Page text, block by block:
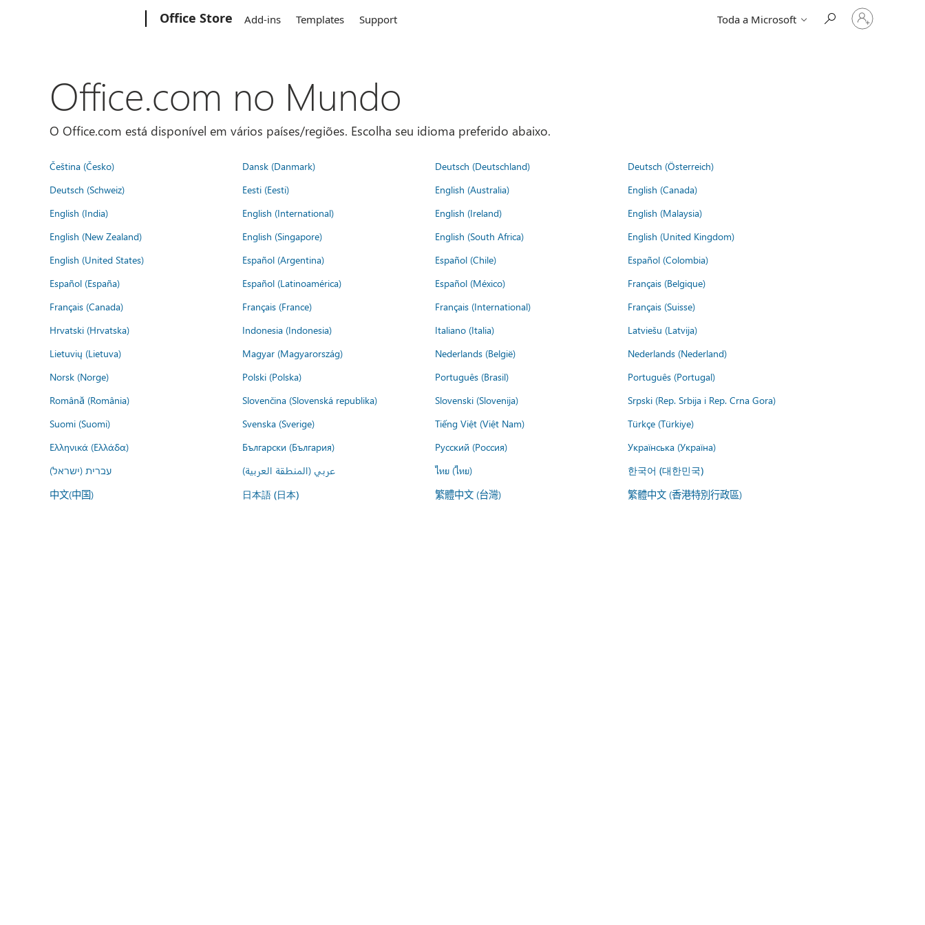
Office Store Add-ins Templates Support Toda a Microsoft
Entre
em
sua
Office.com no Mundo
O Office.com está disponível em vários países/regiões. Escolha seu idioma preferido abaixo.
Čeština (Česko) Dansk (Danmark) Deutsch (Deutschland)
Deutsch (Österreich)
Deutsch (Schweiz)
Eesti (Eesti) English (Australia)
English (Canada)
English (India)
English (International) English (Ireland)
English (Malaysia)
English (New Zealand)
English (Singapore) English (South Africa)
English (United Kingdom)
English (United States)
Español (Argentina) Español (Chile)
Español (Colombia)
Español (España)
Español (Latinoamérica) Español (México)
Français (Belgique)
Français (Canada)
Français (France) Français (International)
Français (Suisse)
Hrvatski (Hrvatska)
Indonesia (Indonesia) Italiano (Italia)
Latviešu (Latvija)
Lietuvių (Lietuva)
Magyar (Magyarország) Nederlands (België)
Nederlands (Nederland)
Norsk (Norge)
Polski (Polska) Português (Brasil)
Português (Portugal)
Română (România)
Slovenčina (Slovenská republika) Slovenski (Slovenija)
Srpski (Rep. Srbija i Rep. Crna Gora)
Suomi (Suomi)
Svenska (Sverige) Tiếng Việt (Việt Nam)
Türkçe (Türkiye)
Ελληνικά (Ελλάδα)
Български (България) Русский (Россия)
Українська (Україна)
עברית (ישראל)
عربي (المنطقة العربية) ไทย (ไทย) 한국어 (대한민국)
中文(中国) 日本語 (日本) 繁體中文 (台灣) 繁體中文 (香港特別行政區)